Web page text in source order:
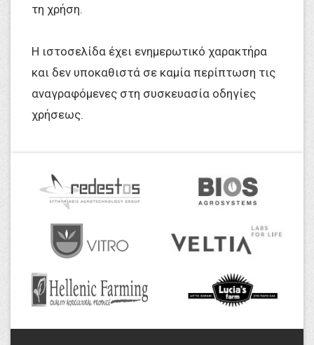
τη χρήση.
Η ιστοσελίδα έχει ενημερωτικό χαρακτήρα
και δεν υποκαθιστά σε καμία περίπτωση τις
αναγραφόμενες στη συσκευασία οδηγίες
χρήσεως.